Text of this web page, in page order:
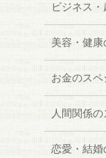
ビジネス
美容・健康
お金のス
人間関係
恋愛・結婚